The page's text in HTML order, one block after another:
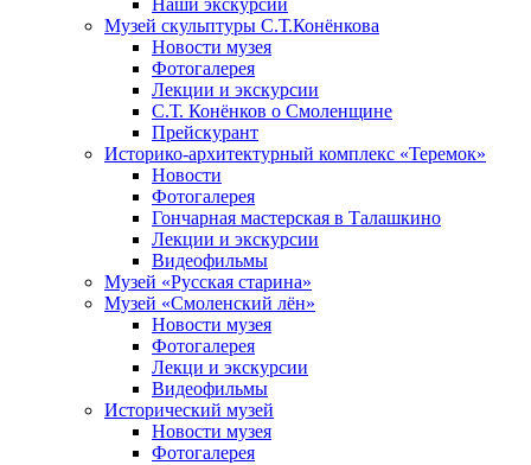
Наши экскурсии
Музей скульптуры С.Т.Конёнкова
Новости музея
Фотогалерея
Лекции и экскурсии
С.Т. Конёнков о Смоленщине
Прейскурант
Историко-архитектурный комплекс «Теремок»
Новости
Фотогалерея
Гончарная мастерская в Талашкино
Лекции и экскурсии
Видеофильмы
Музей «Русская старина»
Музей «Смоленский лён»
Новости музея
Фотогалерея
Лекци и экскурсии
Видеофильмы
Исторический музей
Новости музея
Фотогалерея